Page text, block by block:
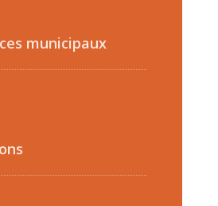
municipaux